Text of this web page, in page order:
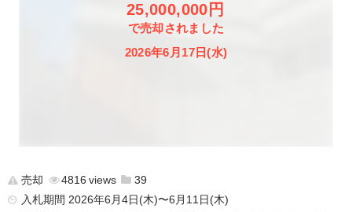
25,000,000円
で売却されました
2026年6月17日(水)
売却 4816
39
入札期間 2026年6月4日(木)〜6月11日(木)